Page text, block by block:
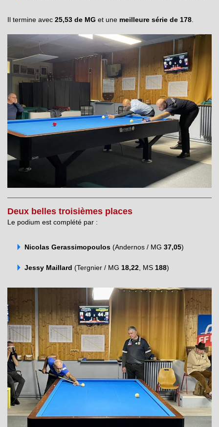
Il termine avec 25,53 de MG et une meilleure série de 178.
Deux belles troisièmes places
Le podium est complété par :
Nicolas Gerassimopoulos (Andernos / MG 37,05)
Jessy Maillard (Tergnier / MG 18,22 , MS 188)